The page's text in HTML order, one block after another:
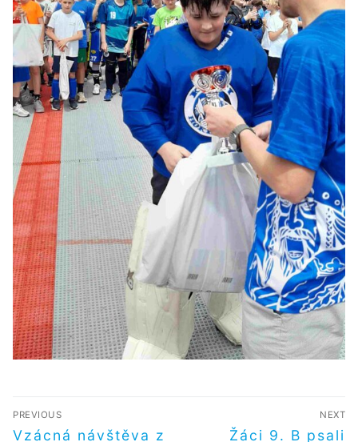
NAVIGACE
PRO
PREVIOUS
Předchozí
Vzácná návštěva z
NEXT
Další
Žáci 9. B psali